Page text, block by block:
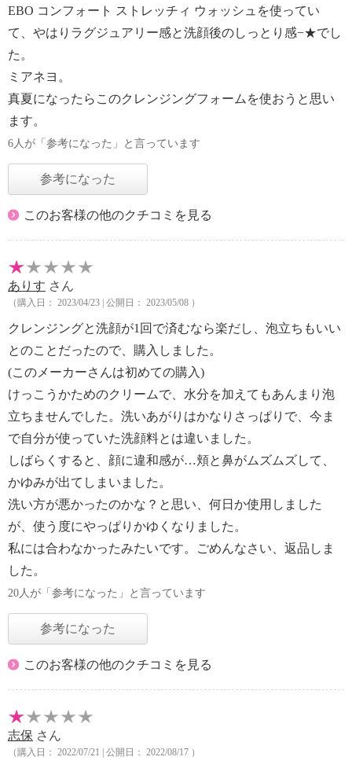
EBO コンフォート ストレッチィ ウォッシュを使ってい
て、やはりラグジュアリー感と洗顔後のしっとり感−★でし
た。
ミアネヨ。
真夏になったらこのクレンジングフォームを使おうと思い
ます。
6人が「参考になった」と言っています
参考になった
このお客様の他のクチコミを見る
ありす さん
（購入日： 2023/04/23 | 公開日： 2023/05/08 ）
クレンジングと洗顔が1回で済むなら楽だし、泡立ちもいい
とのことだったので、購入しました。
(このメーカーさんは初めての購入)
けっこうかためのクリームで、水分を加えてもあんまり泡
立ちませんでした。洗いあがりはかなりさっぱりで、今ま
で自分が使っていた洗顔料とは違いました。
しばらくすると、顔に違和感が…頬と鼻がムズムズして、
かゆみが出てしまいました。
洗い方が悪かったのかな？と思い、何日か使用しました
が、使う度にやっぱりかゆくなりました。
私には合わなかったみたいです。ごめんなさい、返品しま
した。
20人が「参考になった」と言っています
参考になった
このお客様の他のクチコミを見る
志保 さん
（購入日： 2022/07/21 | 公開日： 2022/08/17 ）